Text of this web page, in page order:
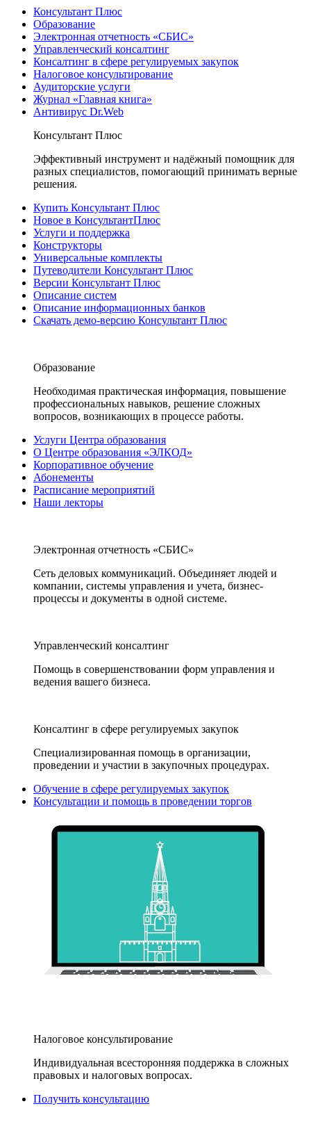
Консультант Плюс
Образование
Электронная отчетность «СБИС»
Управленческий консалтинг
Консалтинг в сфере регулируемых закупок
Налоговое консультирование
Аудиторские услуги
Журнал «Главная книга»
Антивирус Dr.Web
Консультант Плюс
Эффективный инструмент и надёжный помощник для
разных специалистов, помогающий принимать верные
решения.
Купить Консультант Плюс
Новое в КонсультантПлюс
Услуги и поддержка
Конструкторы
Универсальные комплекты
Путеводители Консультант Плюс
Версии Консультант Плюс
Описание систем
Описание информационных банков
Скачать демо-версию Консультант Плюс
Образование
Необходимая практическая информация, повышение
профессиональных навыков, решение сложных
вопросов, возникающих в процессе работы.
Услуги Центра образования
О Центре образования «ЭЛКОД»
Корпоративное обучение
Абонементы
Расписание мероприятий
Наши лекторы
Электронная отчетность «СБИС»
Сеть деловых коммуникаций. Объединяет людей и
компании, системы управления и учета, бизнес-
процессы и документы в одной системе.
Управленческий консалтинг
Помощь в совершенствовании форм управления и
ведения вашего бизнеса.
Консалтинг в сфере регулируемых закупок
Специализированная помощь в организации,
проведении и участии в закупочных процедурах.
Обучение в сфере регулируемых закупок
Консультации и помощь в проведении торгов
Налоговое консультирование
Индивидуальная всесторонняя поддержка в сложных
правовых и налоговых вопросах.
Получить консультацию